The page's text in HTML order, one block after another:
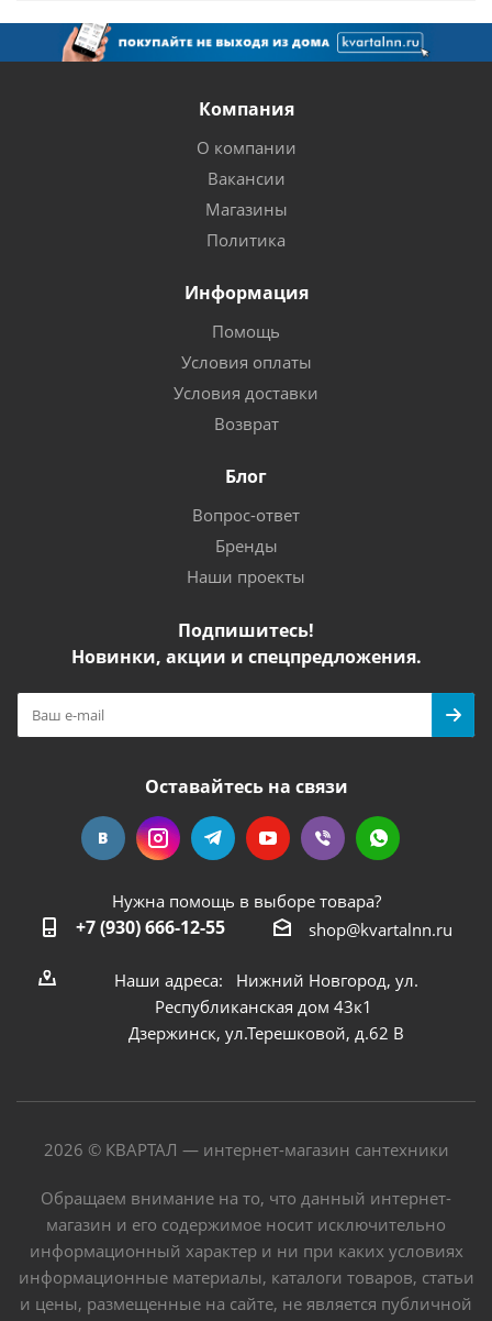
Компания
О компании
Вакансии
Магазины
Политика
Информация
Помощь
Условия оплаты
Условия доставки
Возврат
Блог
Вопрос-ответ
Бренды
Наши проекты
Подпишитесь!
Новинки, акции и спецпредложения.
Оставайтесь на связи
Нужна помощь в выборе товара?
+7 (930) 666-12-55 shop@kvartalnn.ru
Наши адреса: Нижний Новгород, ул.
Республиканская дом 43к1
Дзержинск, ул.Терешковой, д.62 В
2026 © КВАРТАЛ — интернет-магазин сантехники
Обращаем внимание на то, что данный интернет-
магазин и его содержимое носит исключительно
информационный характер и ни при каких условиях
информационные материалы, каталоги товаров, статьи
и цены, размещенные на сайте, не является публичной